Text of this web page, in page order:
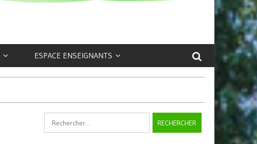
ESPACE ENSEIGNANTS
Rechercher :